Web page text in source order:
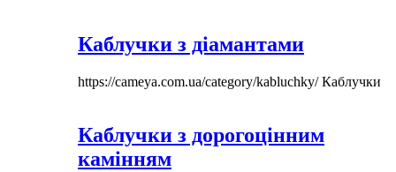
Каблучки з діамантами
https://cameya.com.ua/category/kabluchky/Каблучки
Каблучки з дорогоцінним
камінням